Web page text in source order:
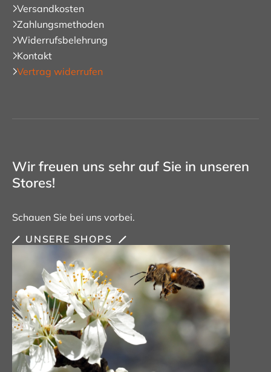
Versandkosten
Zahlungsmethoden
Widerrufsbelehrung
Kontakt
Vertrag widerrufen
Wir freuen uns sehr auf Sie in unseren
Stores!
Schauen Sie bei uns vorbei.
UNSERE SHOPS